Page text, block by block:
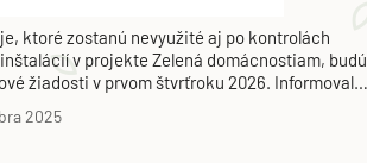
ktoré zostanú nevyužité aj po kontrolách
v projekte Zelená domácnostiam, budú
žiadosti v prvom štvrťroku 2026. Informovala
inovačná a energetická agentúra (SIEA). V
poukážok na nákup a inštaláciu
2025